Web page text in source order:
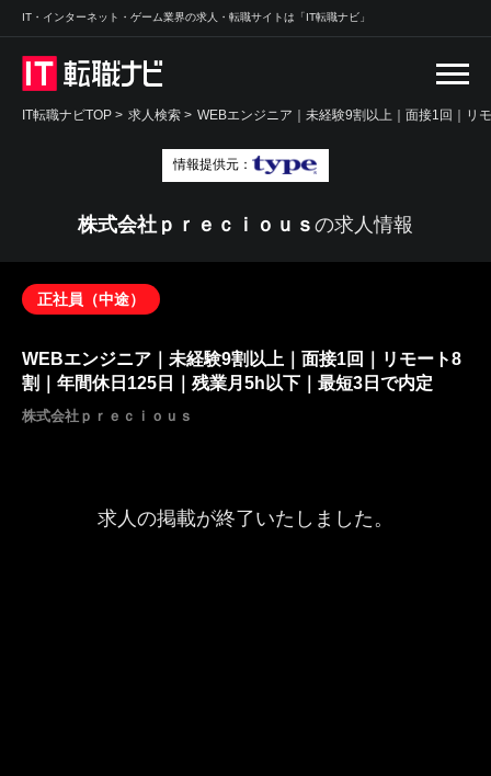
IT・インターネット・ゲーム業界の求人・転職サイトは「IT転職ナビ」
IT転職ナビTOP > 求人検索 > WEBエンジニア｜未経験9割以上｜面接1回｜リ
情報提供元：
株式会社ｐｒｅｃｉｏｕｓ の求人情報
正社員（中途）
WEBエンジニア｜未経験9割以上｜面接1回｜リモート8
割｜年間休日125日｜残業月5h以下｜最短3日で内定
株式会社ｐｒｅｃｉｏｕｓ
求人の掲載が終了いたしました。